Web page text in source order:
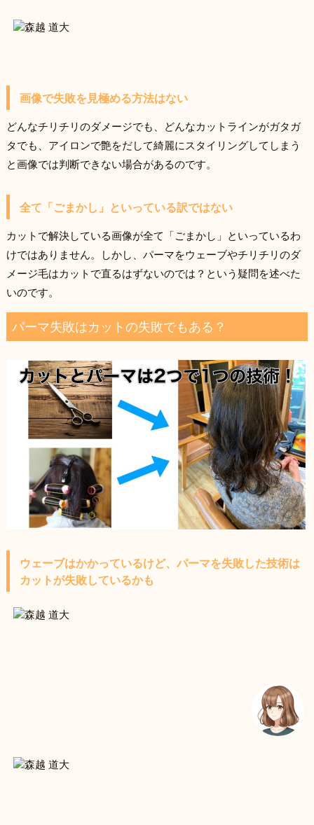
画像で失敗を見極める方法はない
どんなチリチリのダメージでも、どんなカットラインがガタガ
タでも、アイロンで艶をだして綺麗にスタイリングしてしまう
と画像では判断できない場合があるのです。
全て「ごまかし」といっている訳ではない
カットで解決している画像が全て「ごまかし」といっているわ
けではありません。しかし、パーマをウェーブやチリチリのダ
メージ毛はカットで直るはずないのでは？という疑問を述べた
いのです。
パーマ失敗はカットの失敗でもある？
ウェーブはかかっているけど、パーマを失敗した技術は
カットが失敗しているかも